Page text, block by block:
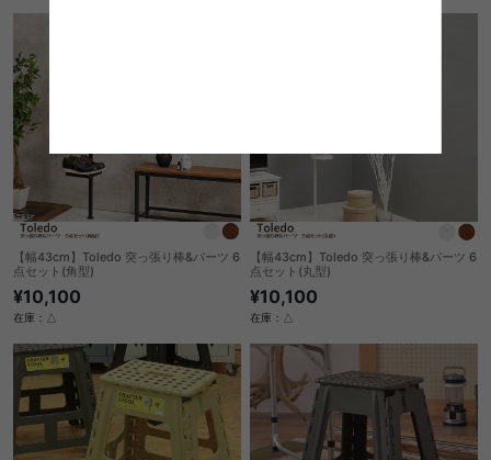
【幅43cm】Toledo 突っ張り棒&パーツ 6
点セット(角型)
¥10,100
在庫：△
【幅43cm】Toledo 突っ張り棒&パーツ 6
点セット(丸型)
¥10,100
在庫：△